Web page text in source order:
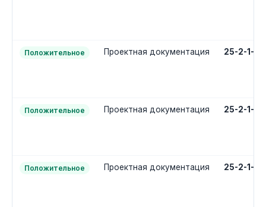
Положительное Проектная документация 25-2-1-
Положительное Проектная документация 25-2-1-
Положительное Проектная документация 25-2-1-